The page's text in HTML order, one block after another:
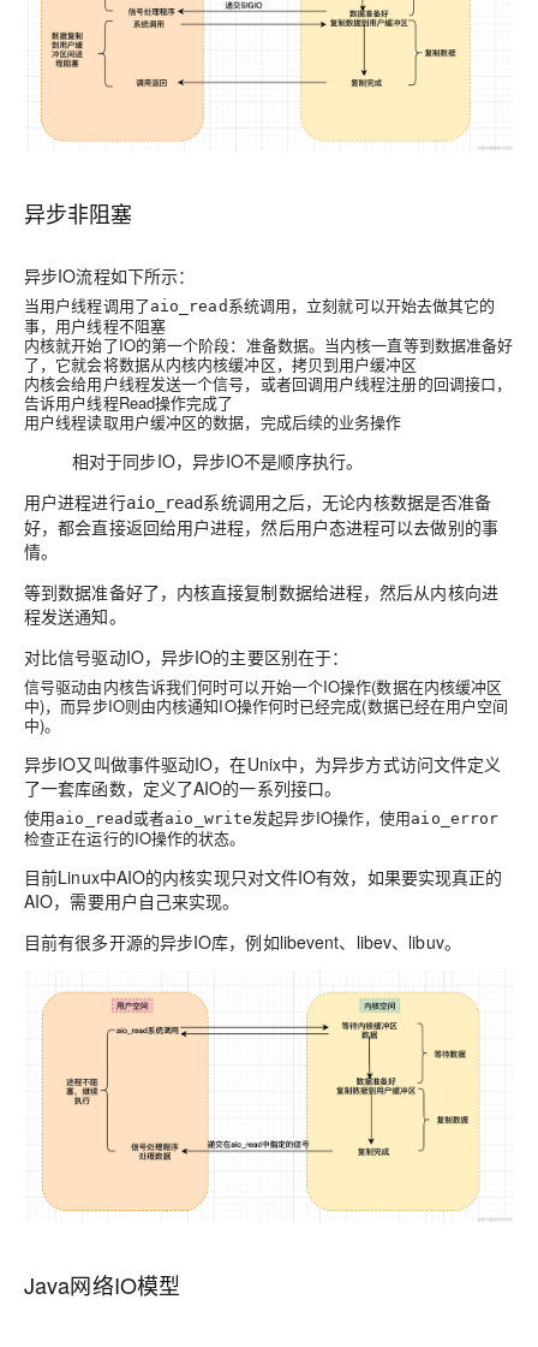
异步非阻塞
异步IO流程如下所示：
当用户线程调用了aio_read 系统调用，立刻就可以开始去做其它的
事，用户线程不阻塞
内核就开始了IO的第一个阶段：准备数据。当内核一直等到数据准备好
了，它就会将数据从内核内核缓冲区，拷贝到用户缓冲区
内核会给用户线程发送一个信号，或者回调用户线程注册的回调接口，
告诉用户线程Read操作完成了
用户线程读取用户缓冲区的数据，完成后续的业务操作
相对于同步IO，异步IO不是顺序执行。
用户进程进行aio_read系统调用之后，无论内核数据是否准备
好，都会直接返回给用户进程，然后用户态进程可以去做别的事
情。
等到数据准备好了，内核直接复制数据给进程，然后从内核向进
程发送通知。
对比信号驱动IO，异步IO的主要区别在于：
信号驱动由内核告诉我们何时可以开始一个IO操作(数据在内核缓冲区
中)，而异步IO则由内核通知IO操作何时已经完成(数据已经在用户空间
中)。
异步IO又叫做事件驱动IO，在Unix中，为异步方式访问文件定义
了一套库函数，定义了AIO的一系列接口。
使用aio_read或者aio_write发起异步IO操作，使用aio_error
检查正在运行的IO操作的状态。
目前Linux中AIO的内核实现只对文件IO有效，如果要实现真正的
AIO，需要用户自己来实现。
目前有很多开源的异步IO库，例如libevent、libev、libuv。
Java网络IO模型